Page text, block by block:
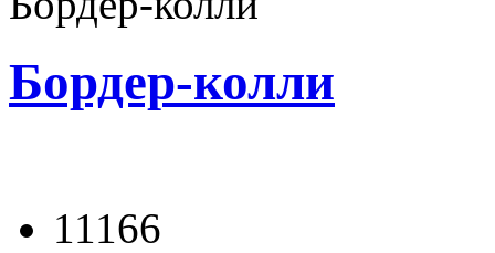
Бордер-колли
11166